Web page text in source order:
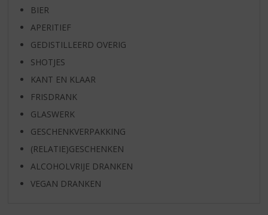
BIER
APERITIEF
GEDISTILLEERD OVERIG
SHOTJES
KANT EN KLAAR
FRISDRANK
GLASWERK
GESCHENKVERPAKKING
(RELATIE)GESCHENKEN
ALCOHOLVRIJE DRANKEN
VEGAN DRANKEN